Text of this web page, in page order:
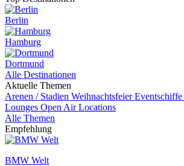
Berlin
Hamburg
Dortmund
Alle Destinationen
Aktuelle Themen
Arenen / Stadien WeihnachtsfeierEventschiffe
Lounges Open Air Locations
Alle Themen
Empfehlung
BMW Welt